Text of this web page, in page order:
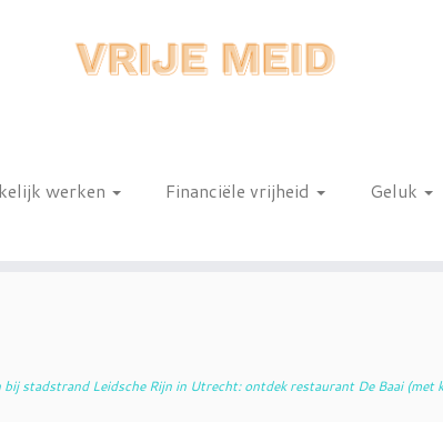
werken Financiële vrijheid Geluk
bij stadstrand Leidsche Rijn in Utrecht: ontdek restaurant De Baai (met